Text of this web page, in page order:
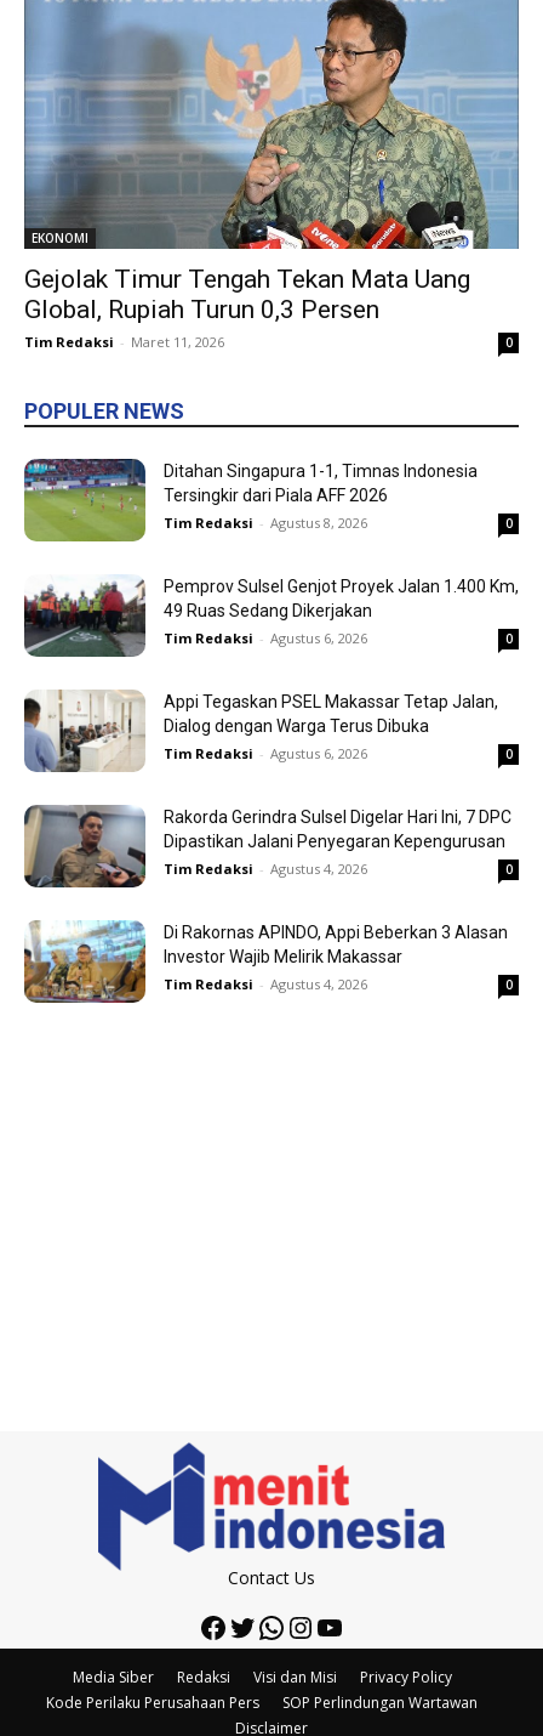
EKONOMI
Gejolak Timur Tengah Tekan Mata Uang
Global, Rupiah Turun 0,3 Persen
Tim Redaksi - Maret 11, 2026 0
POPULER NEWS
Ditahan Singapura 1-1, Timnas Indonesia
Tersingkir dari Piala AFF 2026
Tim Redaksi - Agustus 8, 2026 0
Pemprov Sulsel Genjot Proyek Jalan 1.400 Km,
49 Ruas Sedang Dikerjakan
Tim Redaksi - Agustus 6, 2026 0
Appi Tegaskan PSEL Makassar Tetap Jalan,
Dialog dengan Warga Terus Dibuka
Tim Redaksi - Agustus 6, 2026 0
Rakorda Gerindra Sulsel Digelar Hari Ini, 7 DPC
Dipastikan Jalani Penyegaran Kepengurusan
Tim Redaksi - Agustus 4, 2026 0
Di Rakornas APINDO, Appi Beberkan 3 Alasan
Investor Wajib Melirik Makassar
Tim Redaksi - Agustus 4, 2026 0
Contact Us
Facebook
Twitter
WhatsApp
Instagram
YouTube
Media Siber Redaksi Visi dan Misi
Privacy Policy
Kode Perilaku Perusahaan Pers
SOP Perlindungan Wartawan
Disclaimer